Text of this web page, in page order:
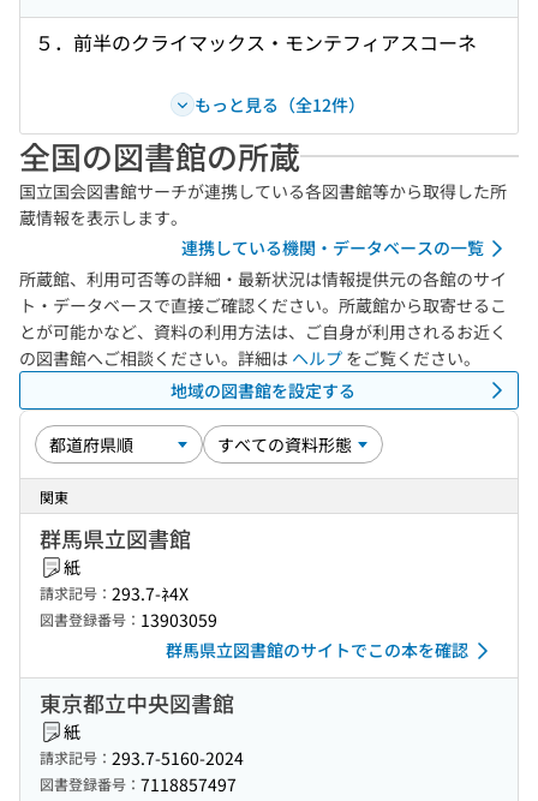
５．前半のクライマックス・モンテフィアスコーネ
もっと見る（全12件）
全国の図書館の所蔵
国立国会図書館サーチが連携している各図書館等から取得した所
蔵情報を表示します。
連携している機関・データベースの一覧
所蔵館、利用可否等の詳細・最新状況は情報提供元の各館のサイ
ト・データベースで直接ご確認ください。所蔵館から取寄せるこ
とが可能かなど、資料の利用方法は、ご自身が利用されるお近く
の図書館へご相談ください。詳細は ヘルプ をご覧ください。
地域の図書館を設定する
関東
群馬県立図書館
紙
請求記号： 293.7-ﾈ4X
図書登録番号： 13903059
群馬県立図書館のサイトでこの本を確認
東京都立中央図書館
紙
請求記号： 293.7-5160-2024
図書登録番号： 7118857497